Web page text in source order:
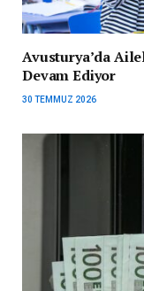
Avusturya’da
Devam Ediyor
30 TEMMUZ 2026